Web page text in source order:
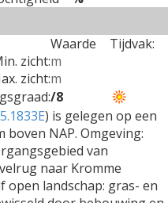
Waarde
Tijdvak:
zicht:m
zicht:m
/8
) is gelegen op een
boven NAP. Omgeving:
van
naar Kromme
open landschap: gras- en